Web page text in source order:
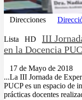
Direcciones
Lista HD III
en la Docencia
17 de Mayo de 2018
...La III Jornada de
PUCP es un espacio de
prácticas docentes